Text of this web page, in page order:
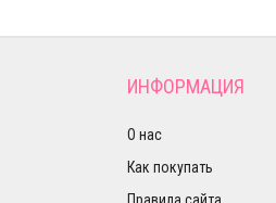
ИНФОРМАЦИЯ
О нас
Как покупать
Правила сайта